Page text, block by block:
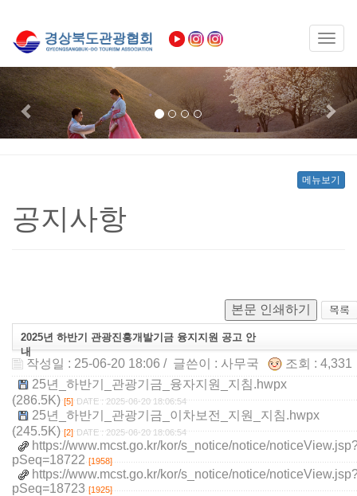
Previous
메뉴보기
공지사항
본문 인쇄하기
2025년 하반기 관광진흥개발기금 융지지원 공고 안
내
작성일 : 25-06-20 18:06 / 글쓴이 : 사무국
조회 :
25년_하반기_관광기금_융자지원_지침.hwpx
(286.5K) [5] DATE : 2025-06-20 18:06:54
25년_하반기_관광기금_이차보전_지원_지침.hwpx
(245.5K) [2] DATE : 2025-06-20 18:06:54
https://www.mcst.go.kr/kor/s_notice/notice/
pSeq=18722 [1958]
https://www.mcst.go.kr/kor/s_notice/notice/
pSeq=18723 [1925]